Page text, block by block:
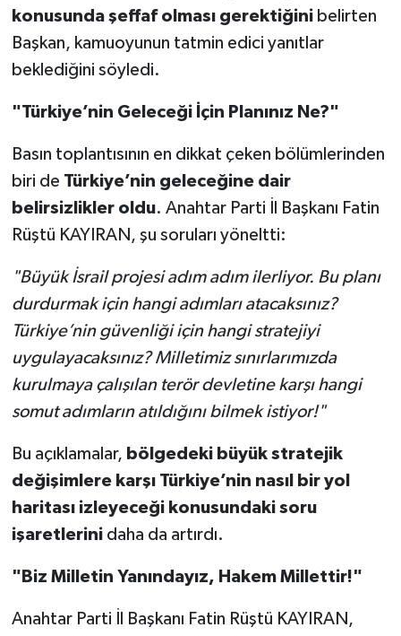
konusunda şeffaf olması gerektiğinibelirten
Başkan, kamuoyunun tatmin edici yanıtlar
beklediğini söyledi.
"Türkiye’nin Geleceği İçin Planınız Ne?"
Basın toplantısının en dikkat çeken bölümlerinden
biri de Türkiye’nin geleceğine dair
belirsizlikler oldu. Anahtar Parti İl Başkanı Fatin
Rüştü KAYIRAN, şu soruları yöneltti:
"Büyük İsrail projesi adım adım ilerliyor. Bu planı
durdurmak için hangi adımları atacaksınız?
Türkiye’nin güvenliği için hangi stratejiyi
uygulayacaksınız? Milletimiz sınırlarımızda
kurulmaya çalışılan terör devletine karşı hangi
somut adımların atıldığını bilmek istiyor!"
Bu açıklamalar, bölgedeki büyük stratejik
değişimlere karşı Türkiye’nin nasıl bir yol
haritası izleyeceği konusundaki soru
işaretlerinidaha da artırdı.
"Biz Milletin Yanındayız, Hakem Millettir!"
Anahtar Parti İl Başkanı Fatin Rüştü KAYIRAN,